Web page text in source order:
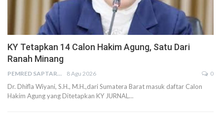
KY Tetapkan 14 Calon Hakim Agung, Satu Dari
Ranah Minang
PEMRED SAPTARIUS 8 Agu 2026 0
Dr. Dhifla Wiyani, S.H., M.H.,dari Sumatera Barat masuk daftar Calon
Hakim Agung yang Ditetapkan KY JURNAL…